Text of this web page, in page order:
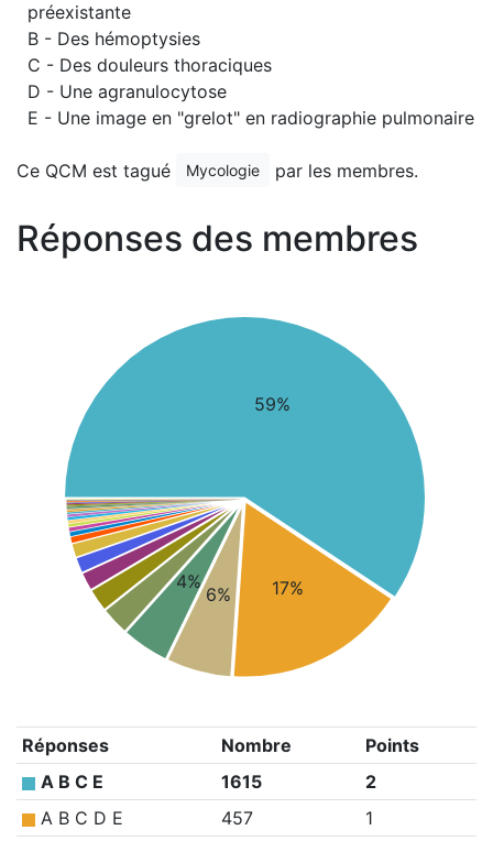
préexistante
B - Des hémoptysies
C - Des douleurs thoraciques
D - Une agranulocytose
E - Une image en "grelot" en radiographie pulmonaire
Ce QCM est tagué Mycologie par les membres.
Réponses des membres
59%
17%
6%
4%
Réponses Nombre
Points
A B C E
1615
2
A B C D E
457
1